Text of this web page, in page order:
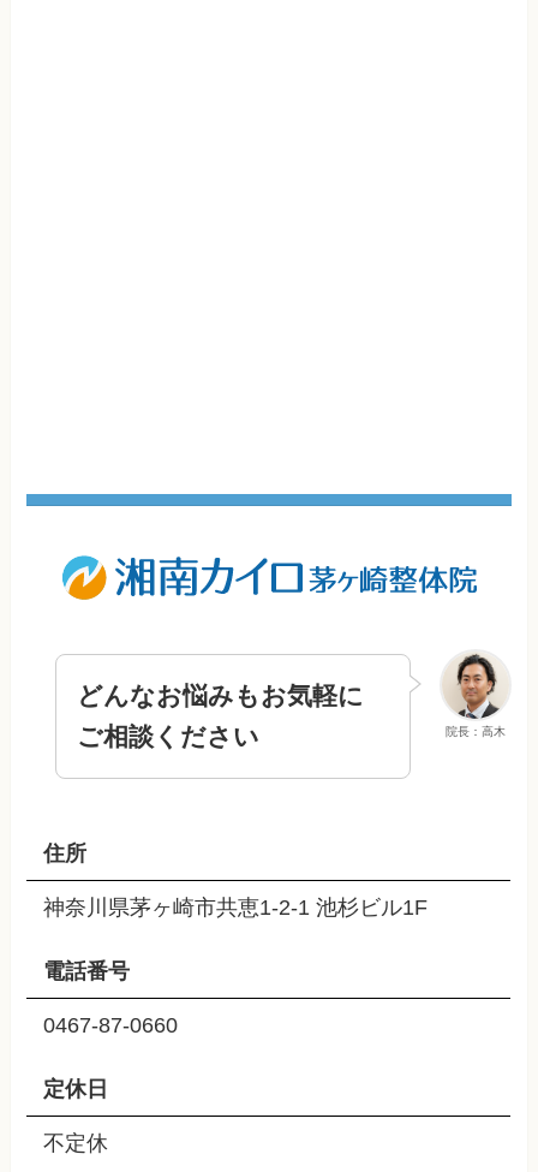
院長：高木
どんなお悩みもお気軽に
ご相談ください
住所
神奈川県茅ヶ崎市共恵1-2-1 池杉ビル1F
電話番号
0467-87-0660
定休日
不定休